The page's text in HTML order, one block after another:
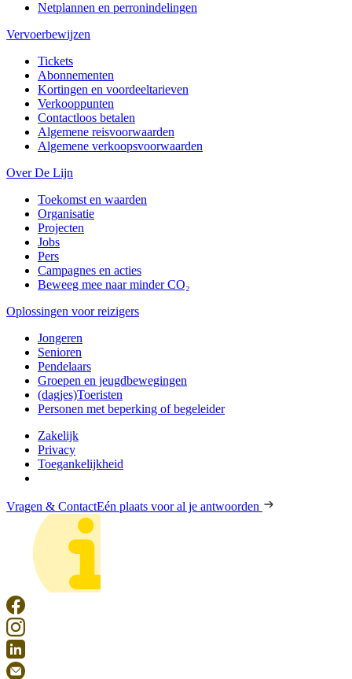
Netplannen en perronindelingen
Vervoerbewijzen
Tickets
Abonnementen
Kortingen en voordeeltarieven
Verkooppunten
Contactloos betalen
Algemene reisvoorwaarden
Algemene verkoopsvoorwaarden
Over De Lijn
Toekomst en waarden
Organisatie
Projecten
Jobs
Pers
Campagnes en acties
Beweeg mee naar minder CO₂
Oplossingen voor reizigers
Jongeren
Senioren
Pendelaars
Groepen en jeugdbewegingen
(dagjes)Toeristen
Personen met beperking of begeleider
Zakelijk
Privacy
Toegankelijkheid
Vragen & ContactEén plaats voor al je antwoorden